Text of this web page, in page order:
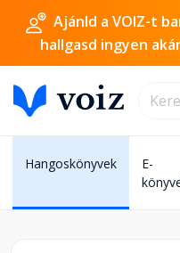
Ajánld a VOIZ-t
hallgasd ingyen
Hangoskönyvek
E-